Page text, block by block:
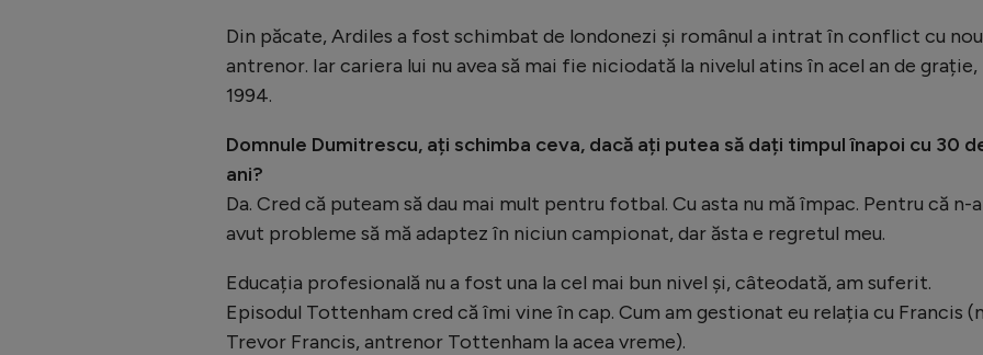
Din păcate, Ardiles a fost schimbat de londonezi și românul a intrat în conflict cu
antrenor. Iar cariera lui nu avea să mai fie niciodată la nivelul atins în acel an de grație,
1994.
Domnule Dumitrescu, ați schimba ceva, dacă ați putea să dați timpul înapoi cu 30
ani?
Da. Cred că puteam să dau mai mult pentru fotbal. Cu asta nu mă împac. Pentru că n-
avut probleme să mă adaptez în niciun campionat, dar ăsta e regretul meu.
Educația profesională nu a fost una la cel mai bun nivel și, câteodată, am suferit.
Episodul Tottenham cred că îmi vine în cap. Cum am gestionat eu relația cu Francis
Trevor Francis, antrenor Tottenham la acea vreme).